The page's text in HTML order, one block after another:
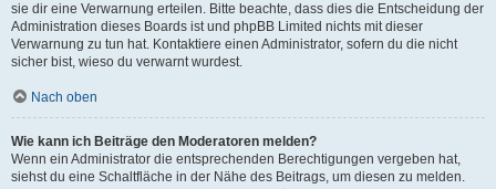
sie dir eine Verwarnung erteilen. Bitte beachte, dass dies die Entscheidung der
Administration dieses Boards ist und phpBB Limited nichts mit dieser
Verwarnung zu tun hat. Kontaktiere einen Administrator, sofern du die nicht
sicher bist, wieso du verwarnt wurdest.
Nach oben
Wie kann ich Beiträge den Moderatoren melden?
Wenn ein Administrator die entsprechenden Berechtigungen vergeben hat,
siehst du eine Schaltfläche in der Nähe des Beitrags, um diesen zu melden.